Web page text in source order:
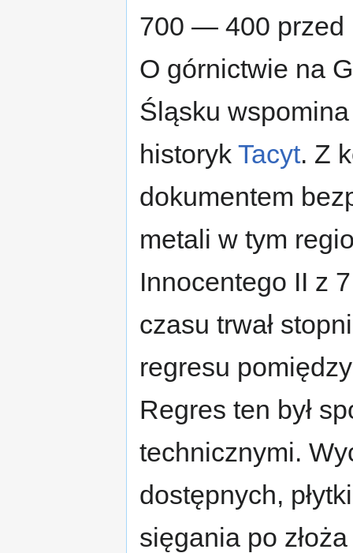
700 — 400 przed
O górnictwie na
Śląsku
historyk Tacyt. Z
dokumentem
metali w tym
Innocentego II z
czasu trwał
regresu
Regres ten był
technicznymi.
dostępnych,
sięgania po